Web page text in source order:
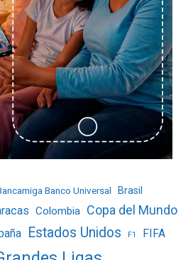
Banco Universal Brasil
Colombia Copa del Mundo
Estados Unidos F1 FIFA